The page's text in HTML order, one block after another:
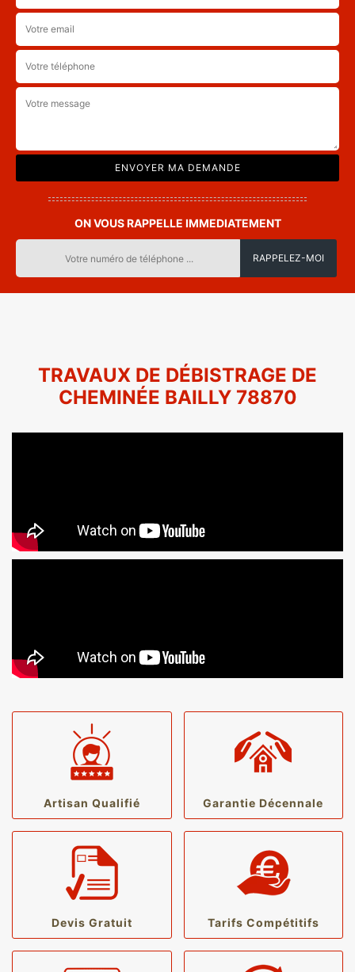
ON VOUS RAPPELLE IMMEDIATEMENT
TRAVAUX DE DÉBISTRAGE DE
CHEMINÉE BAILLY 78870
Artisan Qualifié Garantie Décennale
Devis Gratuit Tarifs Compétitifs